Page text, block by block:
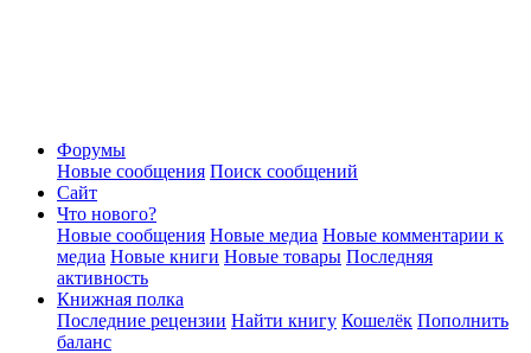
Форумы
Новые сообщения Поиск сообщений
Сайт
Что нового?
Новые сообщения Новые медиа Новые комментарии к
медиа Новые книги Новые товары Последняя
активность
Книжная полка
Последние рецензии Найти книгу Кошелёк Пополнить
баланс